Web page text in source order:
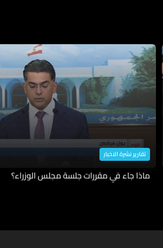
تقارير نشرة الاخبار
ماذا جاء في مقررات جلسة مجلس الوزراء؟